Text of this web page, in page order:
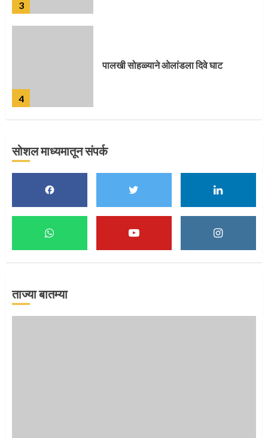
4
5
पुणेकरांकडून पालख्यांचे उत्साही स्वागत
मुख्यमंत्र्यांच्या हस्ते विठ्ठलाची महापूजा
माऊलींच्या पादुकांना नीरा स्नान
सोशल माध्यमातून संपर्क
ताज्या बातम्या